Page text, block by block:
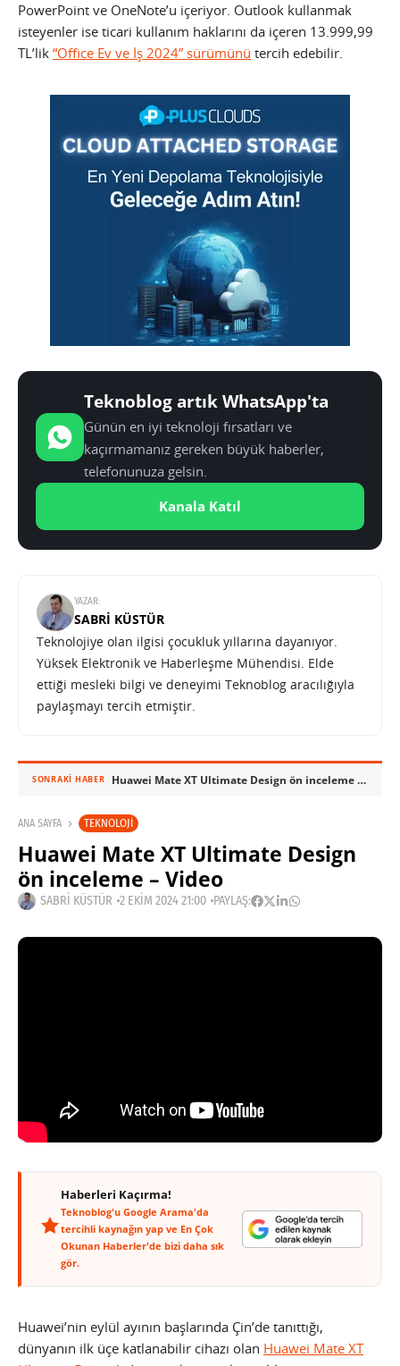
PowerPoint ve OneNote’u içeriyor. Outlook kullanmak
isteyenler ise ticari kullanım haklarını da içeren 13.999,99
TL’lik “Office Ev ve İş 2024” sürümünü tercih edebilir.
Teknoblog artık WhatsApp'ta
Günün en iyi teknoloji fırsatları ve
kaçırmamanız gereken büyük haberler,
telefonunuza gelsin.
Kanala Katıl
YAZAR:
SABRI KÜSTÜR
Teknolojiye olan ilgisi çocukluk yıllarına dayanıyor.
Yüksek Elektronik ve Haberleşme Mühendisi. Elde
ettiği mesleki bilgi ve deneyimi Teknoblog aracılığıyla
paylaşmayı tercih etmiştir.
SONRAKI HABER Huawei Mate XT Ultimate Design ön inceleme – Video
ANA SAYFA TEKNOLOJI
Huawei Mate XT Ultimate Design
ön inceleme – Video
SABRI KÜSTÜR 2 EKIM 2024 21:00 PAYLAŞ:
Haberleri Kaçırma!
Teknoblog'u Google Arama'da
tercihli kaynağın yap ve En Çok
Okunan Haberler'de bizi daha sık
gör.
Huawei’nin eylül ayının başlarında Çin’de tanıttığı,
dünyanın ilk üçe katlanabilir cihazı olan Huawei Mate XT